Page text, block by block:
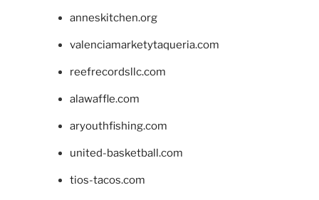
anneskitchen.org
valenciamarketytaqueria.com
reefrecordsllc.com
alawaffle.com
aryouthfishing.com
united-basketball.com
tios-tacos.com